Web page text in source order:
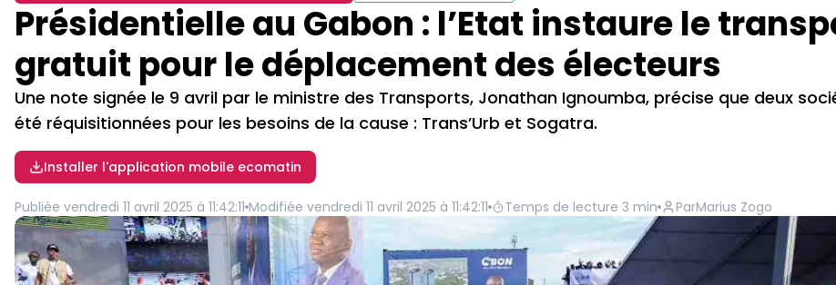
Présidentielle au Gabon : l’Etat instaure le
gratuit pour le déplacement des électeurs
Une note signée le 9 avril par le ministre des Transports, Jonathan Ignoumba, précise que deux
été réquisitionnées pour les besoins de la cause : Trans’Urb et Sogatra.
Installer l'application mobile ecomatin
Publiée vendredi 11 avril 2025 à 11:42:11 Modifiée vendredi 11 avril 2025 à 11:42:11 Temps de lecture 3 min ParMarius Zogo